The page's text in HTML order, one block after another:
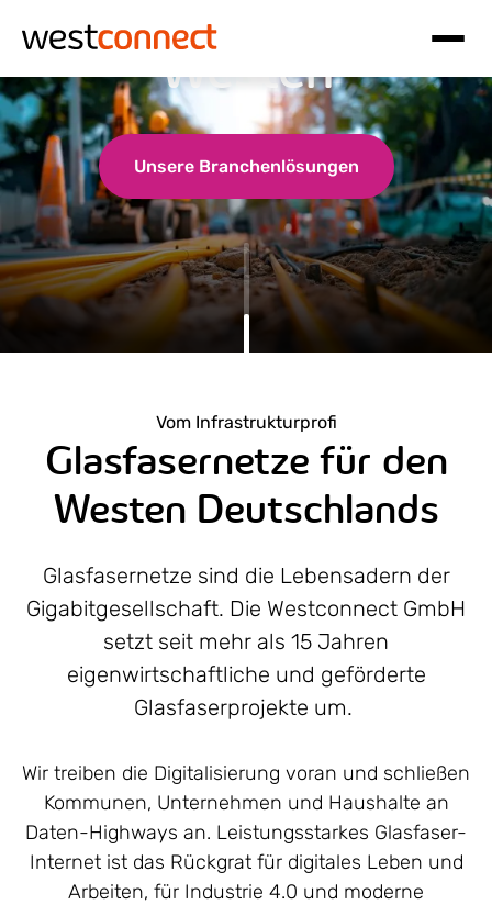
Hauptnavigation
Inhalt
Westen
Unsere Branchenlösungen
Vom Infrastrukturprofi
Glasfasernetze für den
Westen Deutschlands
Glasfasernetze sind die Lebensadern der
Gigabitgesellschaft. Die Westconnect GmbH
setzt seit mehr als 15 Jahren
eigenwirtschaftliche und geförderte
Glasfaserprojekte um.
Wir treiben die Digitalisierung voran und schließen
Kommunen, Unternehmen und Haushalte an
Daten-Highways an. Leistungsstarkes Glasfaser-
Internet ist das Rückgrat für digitales Leben und
Arbeiten, für Industrie 4.0 und moderne